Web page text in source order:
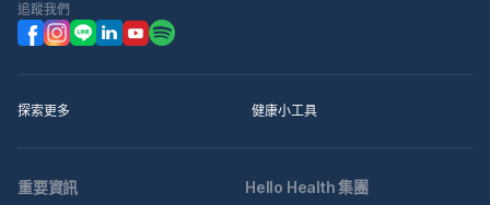
追蹤我們
探索更多 健康小工具
重要資訊 Hello Health 集團